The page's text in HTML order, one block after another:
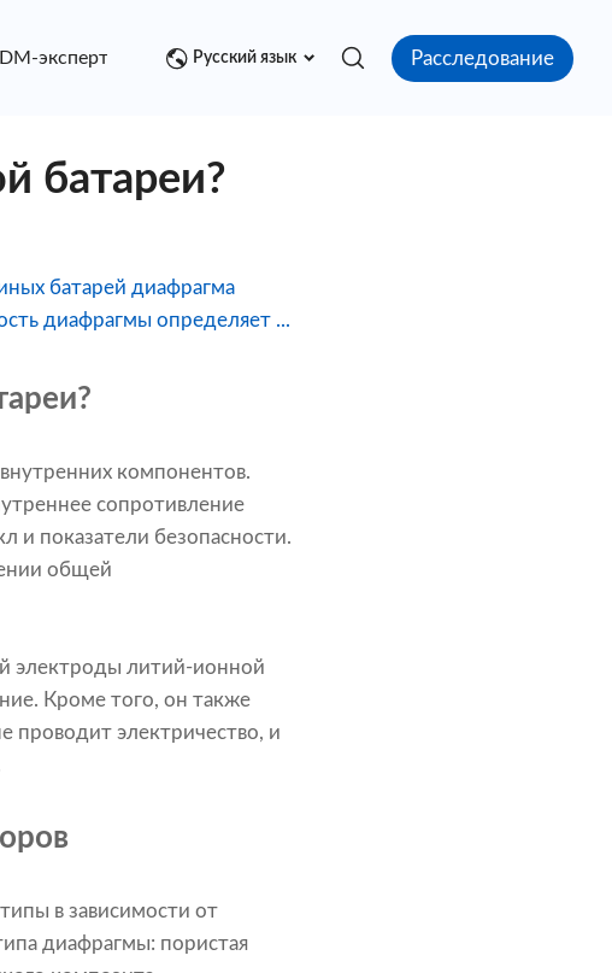
эксперт Медиа центр Контакт
Русский язык Расследование
батареи?
батарей диафрагма
диафрагмы определяет ...
компонентов.
сопротивление
и показатели безопасности.
общей
электроды литий-ионной
Кроме того, он также
проводит электричество, и
в зависимости от
диафрагмы: пористая